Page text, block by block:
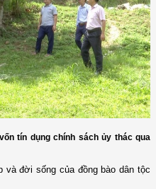
tín dụng chính sách ủy thác qua
và đời sống của đồng bào dân tộc